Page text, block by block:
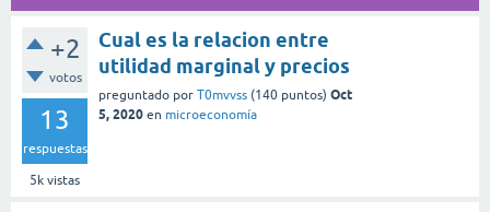
+2
votos
13
respuestas
5k vistas
Cual es la relacion entre
utilidad marginal y precios
preguntado por T0mvvss (140 puntos) Oct
5, 2020 en microeconomía